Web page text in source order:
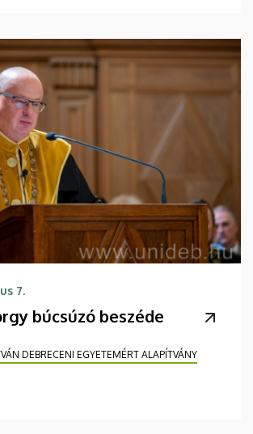
7.
búcsúzó beszéde
DEBRECENI EGYETEMÉRT ALAPÍTVÁNY